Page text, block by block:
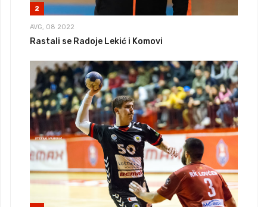
2
AVG, 08 2022
Rastali se Radoje Lekić i Komovi